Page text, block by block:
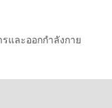
และออกกำลังกาย